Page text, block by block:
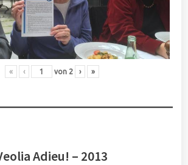
« ‹ von 2 › »
Adieu! – 2013